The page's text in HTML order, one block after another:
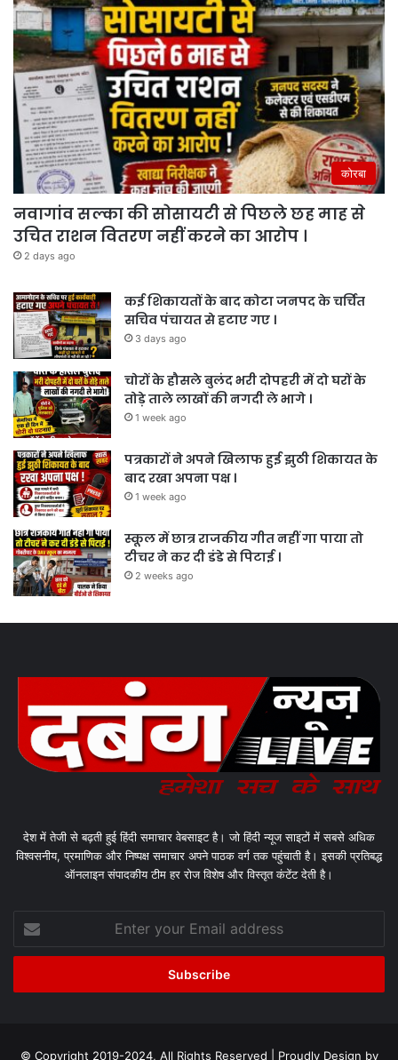
कोरबा
नवागांव सल्का की सोसायटी से पिछले छह माह से
उचित राशन वितरण नहीं करने का आरोप ।
2 days ago
कई शिकायतों के बाद कोटा जनपद के चर्चित
सचिव पंचायत से हटाए गए ।
3 days ago
चोरों के हौसले बुलंद भरी दोपहरी में दो घरों के
तोड़े ताले लाखों की नगदी ले भागे ।
1 week ago
पत्रकारों ने अपने खिलाफ हुई झुठी शिकायत के
बाद रखा अपना पक्ष ।
1 week ago
स्कूल में छात्र राजकीय गीत नहीं गा पाया तो
टीचर ने कर दी डंडे से पिटाई ।
2 weeks ago
देश में तेजी से बढ़ती हुई हिंदी समाचार वेबसाइट है। जो हिंदी न्यूज साइटों में सबसे अधिक
विश्वसनीय, प्रमाणिक और निष्पक्ष समाचार अपने पाठक वर्ग तक पहुंचाती है। इसकी प्रतिबद्ध
ऑनलाइन संपादकीय टीम हर रोज विशेष और विस्तृत कंटेंट देती है।
your
Email
© Copyright 2019-2024, All Rights Reserved | Proudly Design by